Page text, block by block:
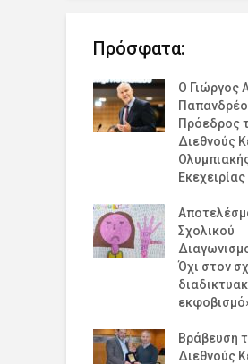
Πρόσφατα:
Ο Γιώργος
Πρόεδρος
Διεθνούς
Εκεχειρίας
Σχολικού
Όχι στον
Βράβευση
Διεθνούς